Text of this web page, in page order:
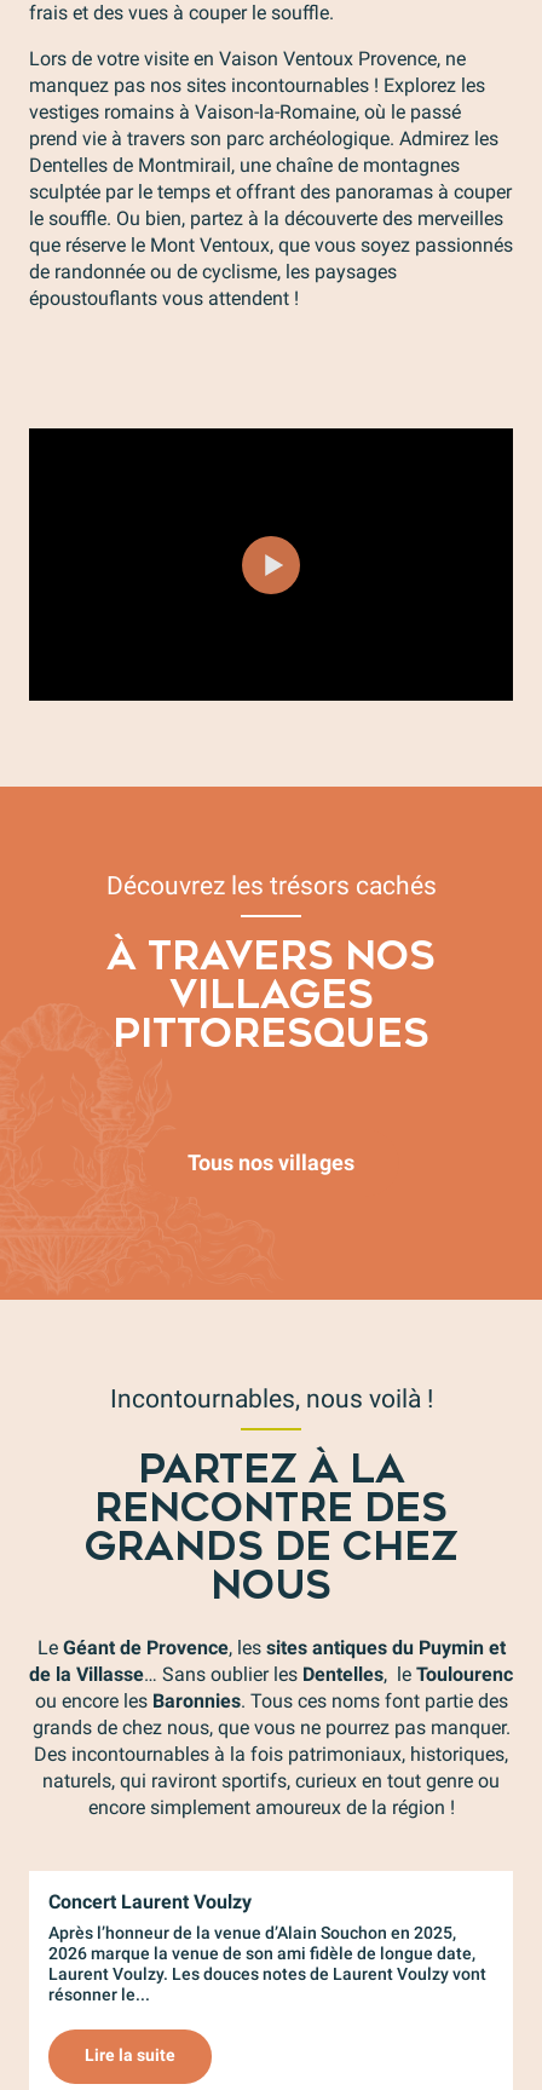
frais et des vues à couper le souffle.
Lors de votre visite en Vaison Ventoux Provence, ne
manquez pas nos sites incontournables ! Explorez les
vestiges romains à Vaison-la-Romaine, où le passé
prend vie à travers son parc archéologique. Admirez les
Dentelles de Montmirail, une chaîne de montagnes
sculptée par le temps et offrant des panoramas à couper
le souffle. Ou bien, partez à la découverte des merveilles
que réserve le Mont Ventoux, que vous soyez passionnés
de randonnée ou de cyclisme, les paysages
époustouflants vous attendent !
Découvrez les trésors cachés
À TRAVERS NOS
VILLAGES
PITTORESQUES
Faucon
Tous nos villages
Incontournables, nous voilà !
PARTEZ À LA
RENCONTRE DES
GRANDS DE CHEZ
NOUS
Le Géant de Provence, les sites antiques du Puymin et
de la Villasse… Sans oublier les Dentelles, le Toulourenc
ou encore les Baronnies. Tous ces noms font partie des
grands de chez nous, que vous ne pourrez pas manquer.
Des incontournables à la fois patrimoniaux, historiques,
naturels, qui raviront sportifs, curieux en tout genre ou
encore simplement amoureux de la région !
Concert Laurent Voulzy
Après l’honneur de la venue d’Alain Souchon en 2025,
2026 marque la venue de son ami fidèle de longue date,
Laurent Voulzy. Les douces notes de Laurent Voulzy vont
résonner le...
Lire la suite